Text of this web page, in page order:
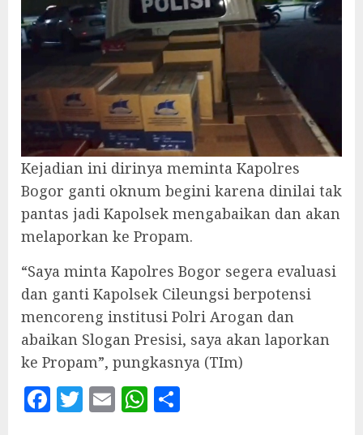
Kejadian ini dirinya meminta Kapolres
Bogor ganti oknum begini karena dinilai tak
pantas jadi Kapolsek mengabaikan dan akan
melaporkan ke Propam.
“Saya minta Kapolres Bogor segera evaluasi
dan ganti Kapolsek Cileungsi berpotensi
mencoreng institusi Polri Arogan dan
abaikan Slogan Presisi, saya akan laporkan
ke Propam”, pungkasnya (TIm)
Facebook
Twitter
EmailWhatsApp